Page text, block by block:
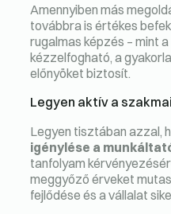
Amennyiben más
továbbra is értékes
rugalmas képzés – mint
kézzelfogható, a
előnyöket biztosít.
Legyen aktív a
Legyen tisztában azzal,
igénylése a
tanfolyam
meggyőző érveket
fejlődése és a vállalat